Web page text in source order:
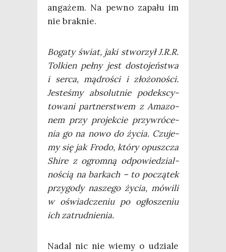
anga­żem. Na pew­no zapa­łu im
nie braknie.
Boga­ty świat, jaki stwo­rzył J.R.R.
Tol­kien peł­ny jest dosto­jeń­stwa
i ser­ca, mądro­ści i zło­żo­no­ści.
Jeste­śmy abso­lut­nie pod­eks­cy­
to­wa­ni part­ner­stwem z Ama­zo­
nem przy pro­jek­cie przy­wró­ce­
nia go na nowo do życia. Czu­je­
my się jak Fro­do, któ­ry opusz­cza
Shi­re z ogrom­ną odpo­wie­dzial­
no­ścią na bar­kach – to począ­tek
przy­go­dy nasze­go życia, mówi­li
w oświad­cze­niu po ogło­sze­niu
ich zatrudnienia.
Nadal nic nie wie­my o udzia­le